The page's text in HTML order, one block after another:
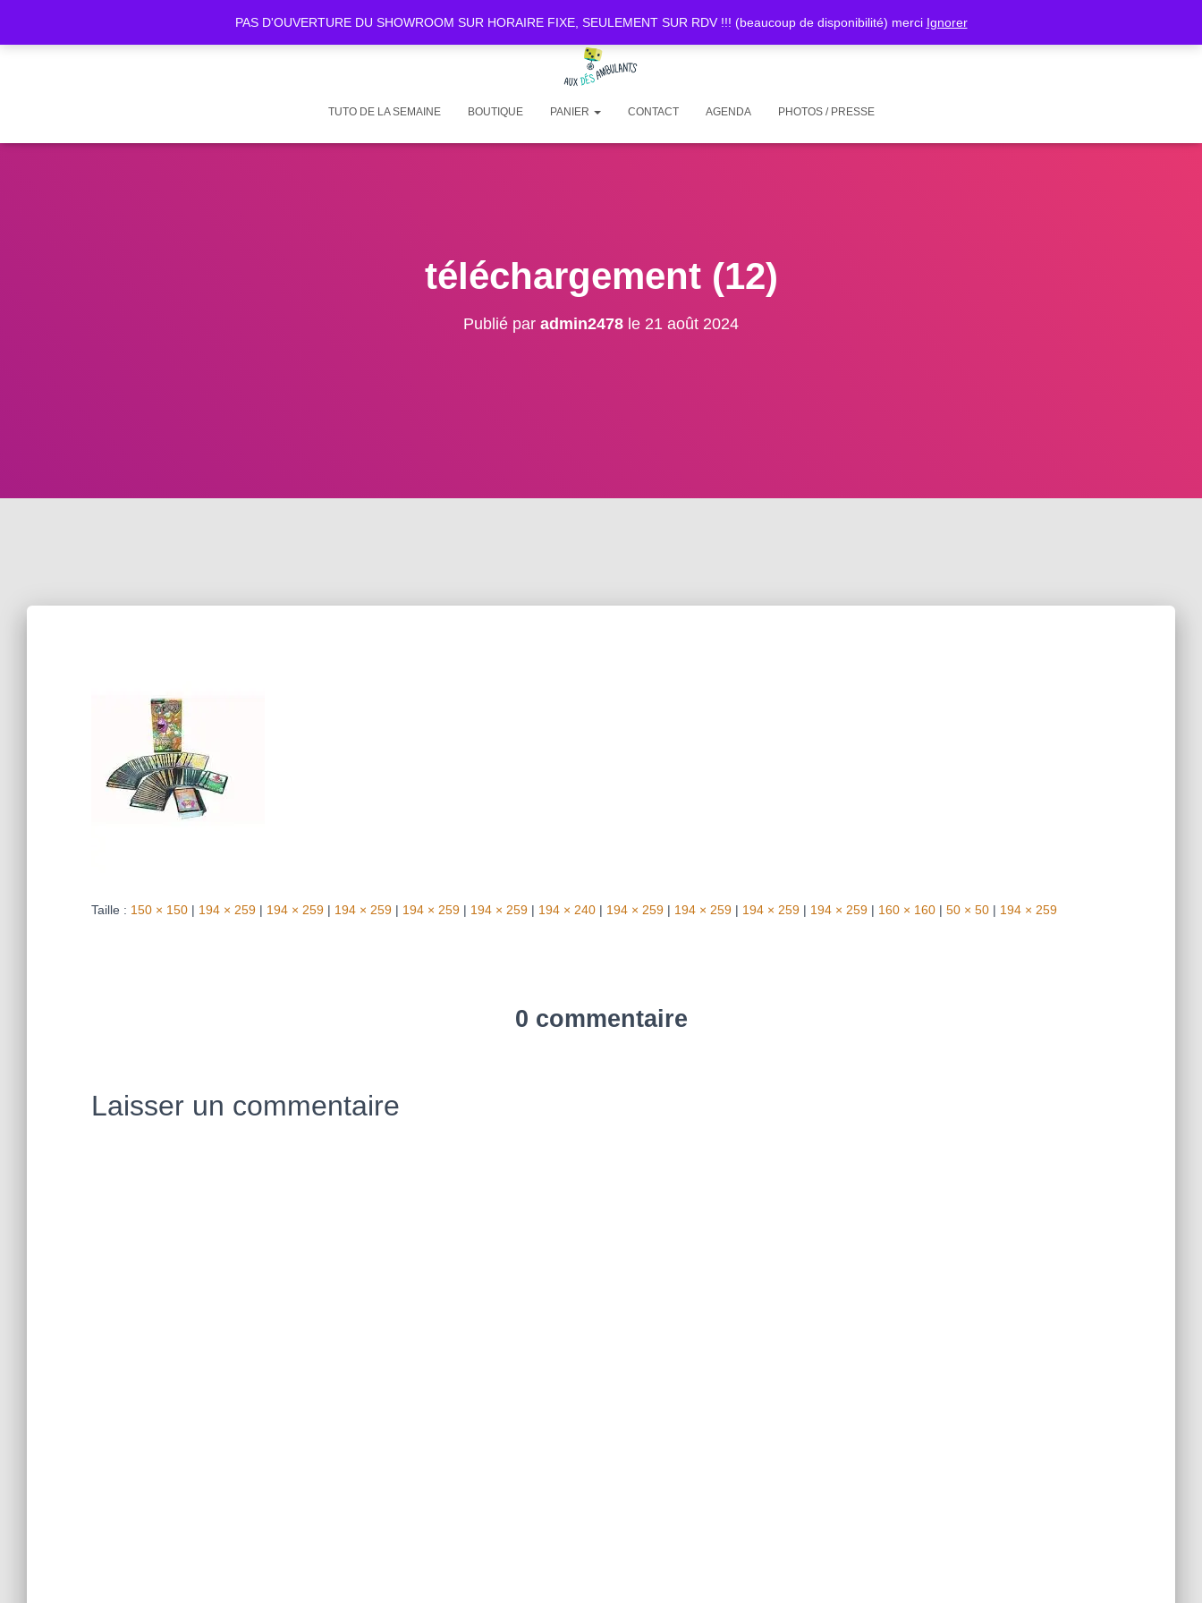
PAS D'OUVERTURE DU SHOWROOM SUR HORAIRE FIXE, SEULEMENT SUR RDV !!! (beaucoup de disponibilité) merci Ignorer
TUTO DE LA SEMAINE BOUTIQUE PANIER CONTACT AGENDA PHOTOS / PRESSE
téléchargement (12)
Publié par admin2478 le 21 août 2024
Taille : 150 × 150 | 194 × 259 | 194 × 259 | 194 × 259 | 194 × 259 | 194 × 259 | 194 × 240 | 194 × 259 | 194 × 259 | 194 × 259 | 194 × 259 | 160 × 160 | 50 × 50 | 194 × 259
0 commentaire
Laisser un commentaire